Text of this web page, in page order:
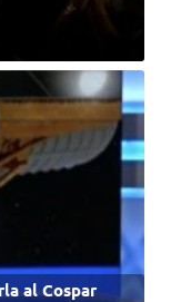
al Cospar